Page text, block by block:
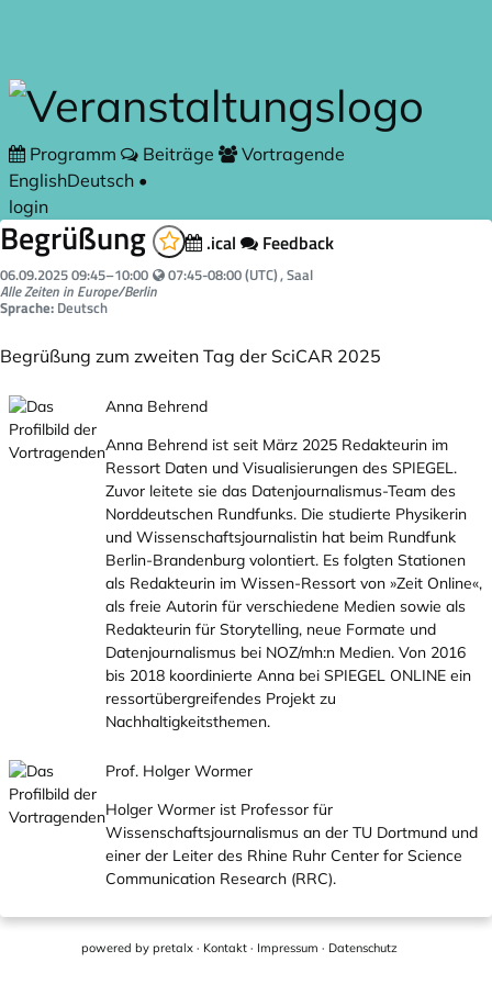
Programm Beiträge
Vortragende
EnglishDeutsch •
login
Begrüßung .ical Feedback
06.09.202509:45–10:00 Your local time:
07:45-08:00 (UTC), Saal
Alle Zeiten in Europe/Berlin
Sprache: Deutsch
Begrüßung zum zweiten Tag der SciCAR 2025
Anna Behrend
Anna Behrend ist seit März 2025 Redakteurin im
Ressort Daten und Visualisierungen des SPIEGEL.
Zuvor leitete sie das Datenjournalismus-Team des
Norddeutschen Rundfunks. Die studierte Physikerin
und Wissenschaftsjournalistin hat beim Rundfunk
Berlin-Brandenburg volontiert. Es folgten Stationen
als Redakteurin im Wissen-Ressort von »Zeit Online«,
als freie Autorin für verschiedene Medien sowie als
Redakteurin für Storytelling, neue Formate und
Datenjournalismus bei NOZ/mh:n Medien. Von 2016
bis 2018 koordinierte Anna bei SPIEGEL ONLINE ein
ressortübergreifendes Projekt zu
Nachhaltigkeitsthemen.
Prof. Holger Wormer
Holger Wormer ist Professor für
Wissenschaftsjournalismus an der TU Dortmund und
einer der Leiter des Rhine Ruhr Center for Science
Communication Research (RRC).
powered by pretalx · Kontakt · Impressum · Datenschutz